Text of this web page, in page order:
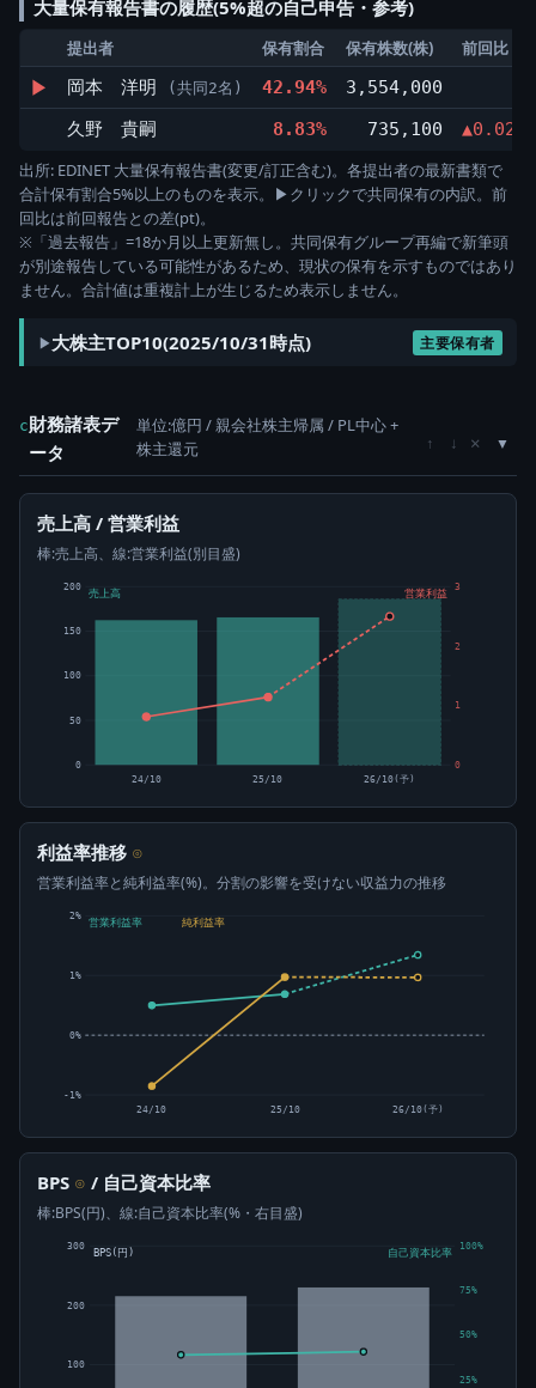
大量保有報告書の履歴(5%超の自己申告・参考)
提出者 保有割合 保有株数(株) 前回比
▶ 岡本 洋明 (共同2名) 42.94% 3,554,000
久野 貴嗣
8.83% 735,100
▲0.02pt
出所: EDINET 大量保有報告書(変更/訂正含む)。各提出者の最新書類で
合計保有割合5%以上のものを表示。▶クリックで共同保有の内訳。前
回比は前回報告との差(pt)。
※「過去報告」=18か月以上更新無し。共同保有グループ再編で新筆頭
が別途報告している可能性があるため、現状の保有を示すものではあり
ません。合計値は重複計上が生じるため表示しません。
大株主TOP10(2025/10/31時点) 主要保有者
c財務諸表デ
ータ
単位:億円 / 親会社株主帰属 / PL中心 +
株主還元
↑ ↓ ×
売上高 / 営業利益
棒:売上高、線:営業利益(別目盛)
0
50
100
150
200
0
1
2
3
24/10 25/10 26/10(予)
売上高 営業利益
利益率推移 ⊙
営業利益率と純利益率(%)。分割の影響を受けない収益力の推移
-1%
0%
1%
2%
営業利益率 純利益率
24/10 25/10 26/10(予)
BPS ⊙ / 自己資本比率
棒:BPS(円)、線:自己資本比率(%・右目盛)
100
200
300
25%
50%
75%
100%
BPS(円) 自己資本比率